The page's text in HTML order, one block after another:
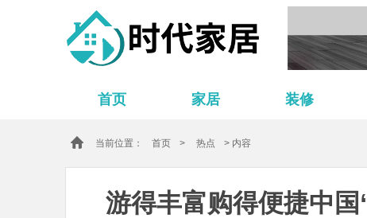
首页 家居 装修
当前位置： 首页 > 热点 > 内容
游得丰富购得便捷中